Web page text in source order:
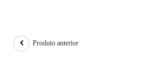
Produto anterior